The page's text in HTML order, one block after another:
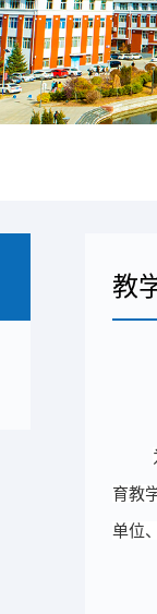
教
育教
单位